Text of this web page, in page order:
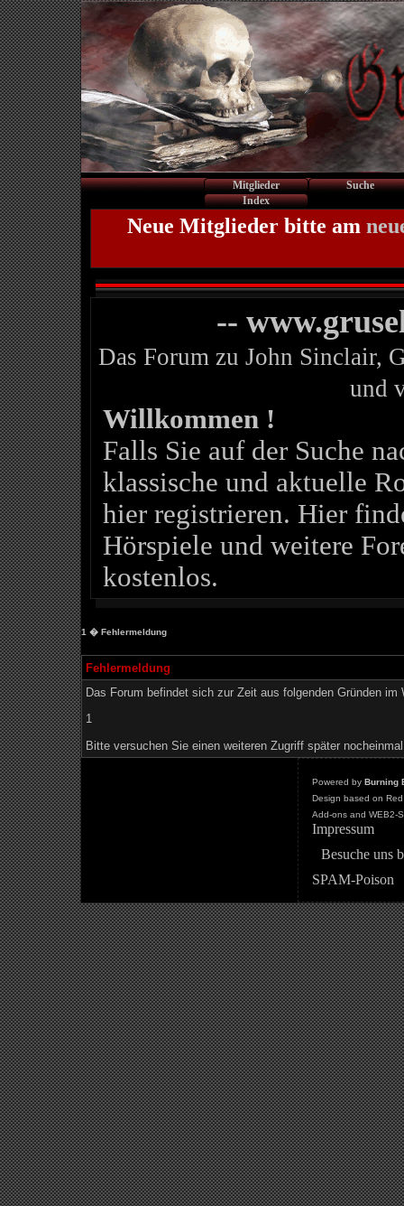
Mitglieder
Suche
Index
Neue Mitglieder bitte am
--
Das Forum zu John Sinclair,
und
Willkommen !
Falls Sie auf der Suche
klassische und aktuelle
hier registrieren. Hier
Hörspiele und weitere
kostenlos.
1 � Fehlermeldung
Fehlermeldung
Das Forum befindet sich zur Zeit aus folgenden Gründen im
1
Bitte versuchen Sie einen weiteren Zugriff später
Powered by Burning
Design based on
Add-ons and WEB2-
Impressum
Besuche uns
SPAM-Poison